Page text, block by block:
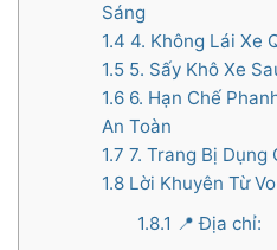
Sáng
1.4 4. Không Lái Xe
1.5 5. Sấy Khô Xe
1.6 6. Hạn Chế
An Toàn
1.7 7. Trang Bị Dụng
1.8 Lời Khuyên Từ
1.8.1 📍 Địa chỉ: